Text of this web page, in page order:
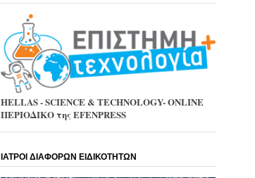
HELLAS - SCIENCE & TECHNOLOGY- ONLINE
ΠΕΡΙΟΔΙΚΟ της EFENPRESS
ΙΑΤΡΟΙ ΔΙΑΦΟΡΩΝ ΕΙΔΙΚΟΤΗΤΩΝ